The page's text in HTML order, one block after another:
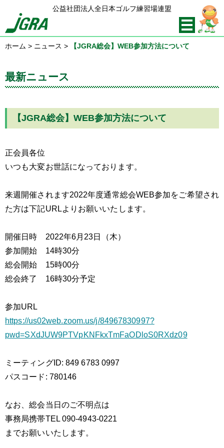
公益社団法人全日本ゴルフ練習場連盟
ホーム > ニュース > 【JGRA総会】WEB参加方法について
最新ニュース
【JGRA総会】WEB参加方法について
正会員各位
いつも大変お世話になっております。
来週開催されます2022年度通常総会WEB参加をご希望され
た方は下記URLよりお願いいたします。
開催日時 2022年6月23日（木）
参加開始 14時30分
総会開始 15時00分
総会終了 16時30分予定
参加URL
https://us02web.zoom.us/j/84967830997?
pwd=SXdJUW9PTVpKNFkxTmFaODloS0RXdz09
ミーティングID: 849 6783 0997
パスコード: 780146
なお、総会当日のご不明点は
事務局携帯TEL 090-4943-0221
までお願いいたします。